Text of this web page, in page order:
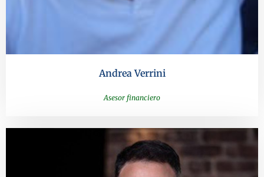
Andrea Verrini
Asesor financiero